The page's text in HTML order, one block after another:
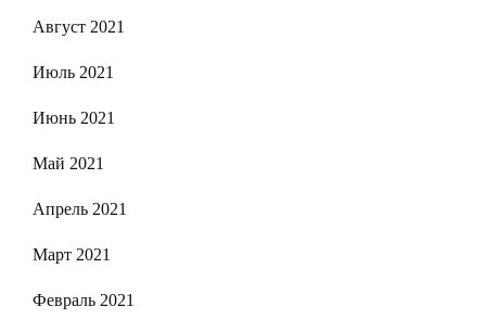
Август 2021
Июль 2021
Июнь 2021
Май 2021
Апрель 2021
Март 2021
Февраль 2021